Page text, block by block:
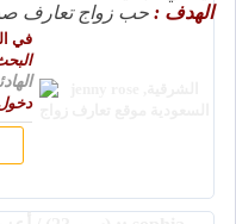
الهدف : حب زواج تعارف
في